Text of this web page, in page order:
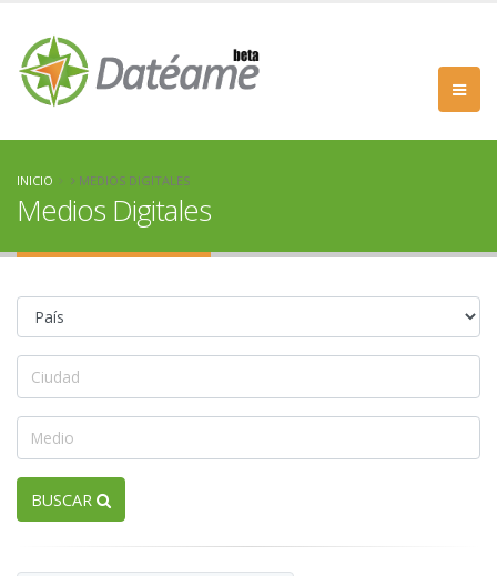
INICIO MEDIOS DIGITALES
Medios Digitales
BUSCAR